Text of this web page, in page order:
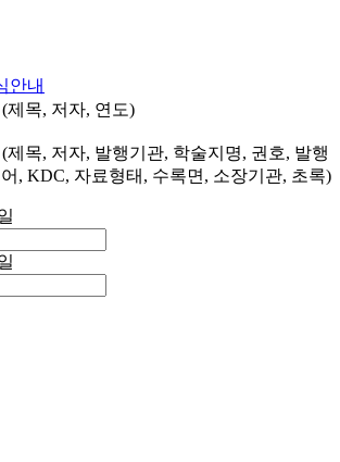
안내
제목, 저자, 연도)
제목, 저자, 발행기관, 학술지명, 권호, 발행
, KDC, 자료형태, 수록면, 소장기관, 초록)